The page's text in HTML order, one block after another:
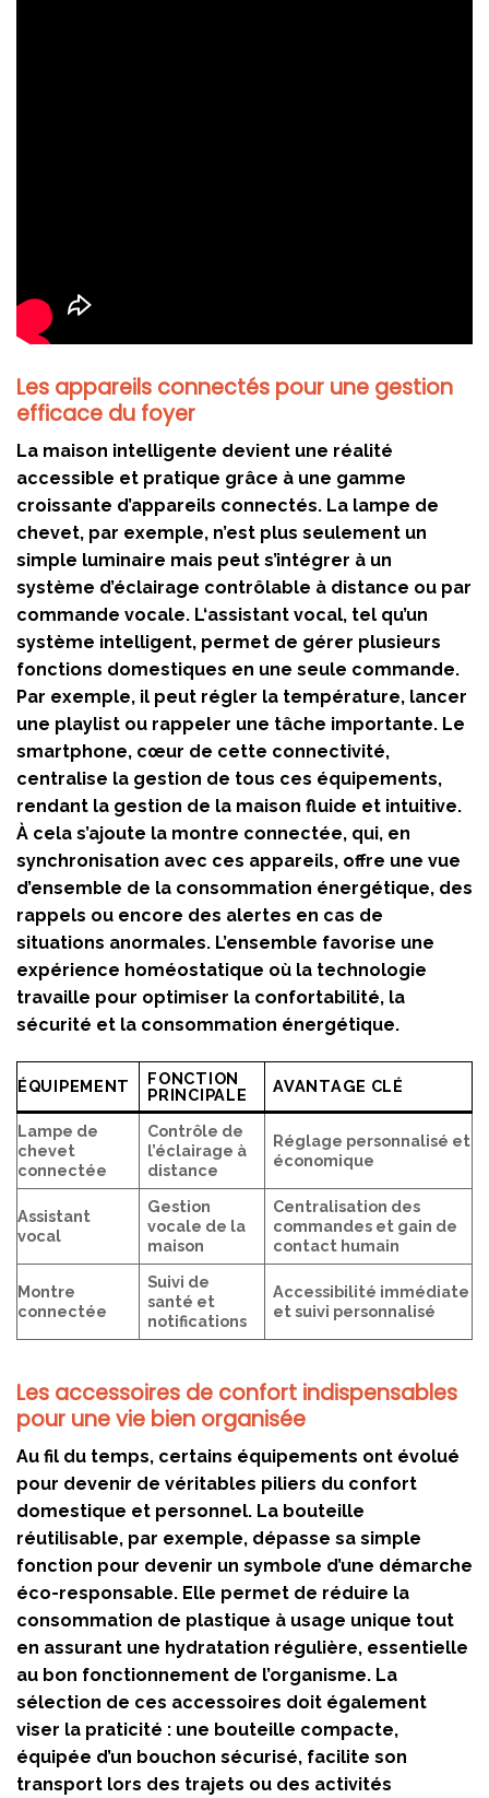
Les appareils connectés pour une gestion
efficace du foyer
La maison intelligente devient une réalité
accessible et pratique grâce à une gamme
croissante d’appareils connectés. La lampe de
chevet, par exemple, n’est plus seulement un
simple luminaire mais peut s’intégrer à un
système d’éclairage contrôlable à distance ou par
commande vocale. L‘assistant vocal, tel qu’un
système intelligent, permet de gérer plusieurs
fonctions domestiques en une seule commande.
Par exemple, il peut régler la température, lancer
une playlist ou rappeler une tâche importante. Le
smartphone, cœur de cette connectivité,
centralise la gestion de tous ces équipements,
rendant la gestion de la maison fluide et intuitive.
À cela s’ajoute la montre connectée, qui, en
synchronisation avec ces appareils, offre une vue
d’ensemble de la consommation énergétique, des
rappels ou encore des alertes en cas de
situations anormales. L’ensemble favorise une
expérience homéostatique où la technologie
travaille pour optimiser la confortabilité, la
sécurité et la consommation énergétique.
ÉQUIPEMENT
FONCTION
PRINCIPALE
AVANTAGE CLÉ
Lampe de
chevet
connectée
Contrôle de
l’éclairage à
distance
Réglage personnalisé et
économique
Assistant
vocal
Gestion
vocale de la
maison
Centralisation des
commandes et gain de
contact humain
Montre
connectée
Suivi de
santé et
notifications
Accessibilité immédiate
et suivi personnalisé
Les accessoires de confort indispensables
pour une vie bien organisée
Au fil du temps, certains équipements ont évolué
pour devenir de véritables piliers du confort
domestique et personnel. La bouteille
réutilisable, par exemple, dépasse sa simple
fonction pour devenir un symbole d’une démarche
éco-responsable. Elle permet de réduire la
consommation de plastique à usage unique tout
en assurant une hydratation régulière, essentielle
au bon fonctionnement de l’organisme. La
sélection de ces accessoires doit également
viser la praticité : une bouteille compacte,
équipée d’un bouchon sécurisé, facilite son
transport lors des trajets ou des activités